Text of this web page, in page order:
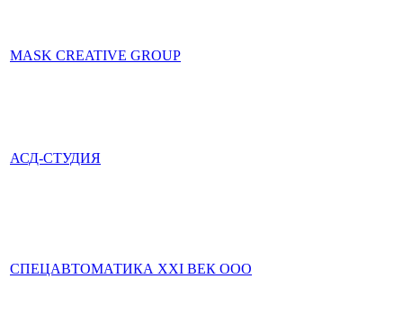
MASK CREATIVE GROUP
АСД-СТУДИЯ
СПЕЦАВТОМАТИКА XXI ВЕК ООО